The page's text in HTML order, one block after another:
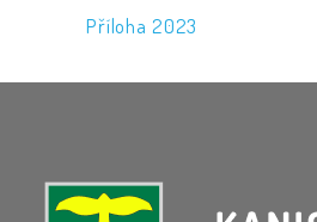
Příloha 2023